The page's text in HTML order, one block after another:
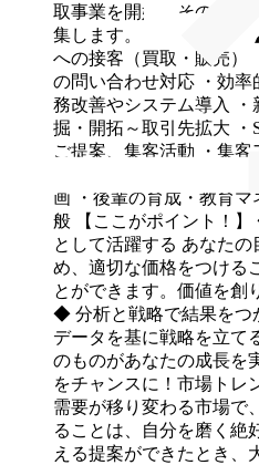
取事業を開始！その新規
集します。
【具体的には
への接客（買取・販売）
の問い合わせ対応
・効
務改善やシステム導入
掘・開拓～取引先拡大
ご提案、集客活動
・集
画
・後輩の育成・教育
般
【ここがポイント！】
として活躍する あなたの
め、適切な価格をつける
とができます。価値を創
◆ 分析と戦略で結果をつ
データを基に戦略を立て
のものがあなたの成長を
をチャンスに！市場トレ
需要が移り変わる市場で
ることは、自分を磨く絶
える提案ができたとき、